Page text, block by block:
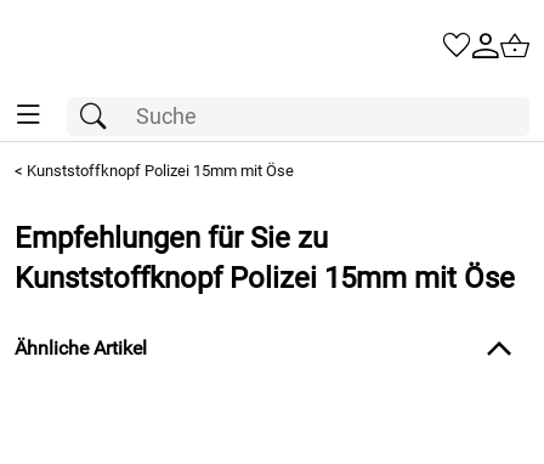
< Kunststoffknopf Polizei 15mm mit Öse
Empfehlungen für Sie zu
Kunststoffknopf Polizei 15mm mit Öse
Ähnliche Artikel